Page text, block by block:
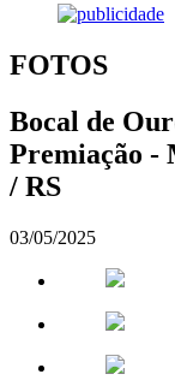
FOTOS
Bocal de
Premiação -
/ RS
03/05/2025